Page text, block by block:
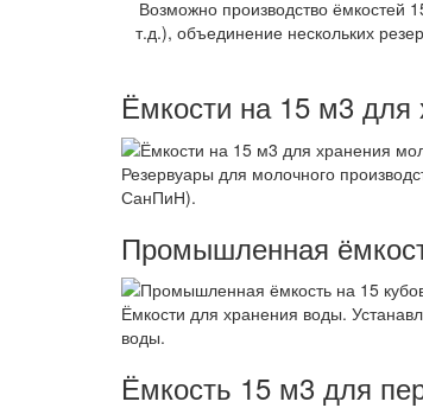
Возможно производство ёмкостей
т.д.), объединение нескольких
Ёмкости на 15 м3 для
Резервуары для молочного
СанПиН).
Промышленная
Ёмкости для хранения воды.
воды.
Ёмкость 15 м3 для